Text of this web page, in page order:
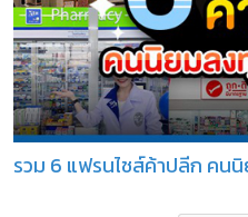
รวม 6 แฟรนไชส์ค้าปลีก คนนิ